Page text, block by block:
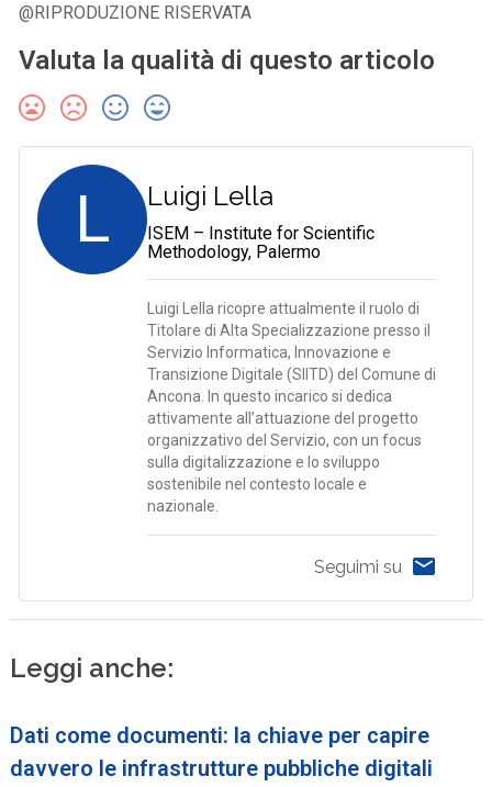
@RIPRODUZIONE RISERVATA
Valuta la qualità di questo articolo
L Luigi Lella
ISEM – Institute for Scientific
Methodology, Palermo
Luigi Lella ricopre attualmente il ruolo di
Titolare di Alta Specializzazione presso il
Servizio Informatica, Innovazione e
Transizione Digitale (SIITD) del Comune di
Ancona. In questo incarico si dedica
attivamente all’attuazione del progetto
organizzativo del Servizio, con un focus
sulla digitalizzazione e lo sviluppo
sostenibile nel contesto locale e
nazionale.
Seguimi su
Leggi anche:
Dati come documenti: la chiave per capire
davvero le infrastrutture pubbliche digitali